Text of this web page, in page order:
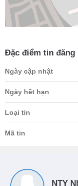
Đặc điểm tin đăng
Ngày cập nhật
Ngày hết hạn
Loại tin
Mã tin
NTY